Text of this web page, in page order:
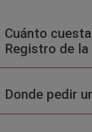
Cuánto
Registro de
Donde pedir